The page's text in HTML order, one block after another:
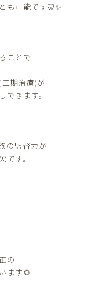
も可能です🦷✨
ことで
期治療)が
できます。
の監督力が
です。
の
ます🌻